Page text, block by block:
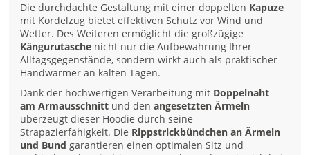
Die durchdachte Gestaltung mit einer doppelten Kapuze
mit Kordelzug bietet effektiven Schutz vor Wind und
Wetter. Des Weiteren ermöglicht die großzügige
Kängurutasche nicht nur die Aufbewahrung Ihrer
Alltagsgegenstände, sondern wirkt auch als praktischer
Handwärmer an kalten Tagen.
Dank der hochwertigen Verarbeitung mit Doppelnaht
am Armausschnitt und denangesetzten Ärmeln
überzeugt dieser Hoodie durch seine
Strapazierfähigkeit. Die Rippstrickbündchen an Ärmeln
und Bund garantieren einen optimalen Sitz und